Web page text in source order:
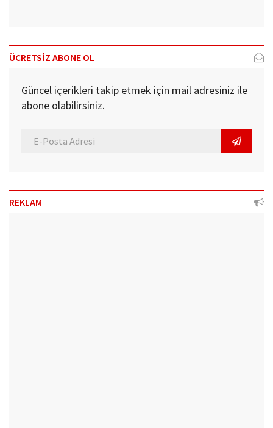
ÜCRETSİZ ABONE OL
Güncel içerikleri takip etmek için mail adresiniz ile
abone olabilirsiniz.
REKLAM